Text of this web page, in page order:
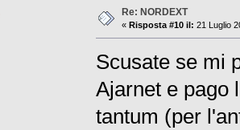
Re: NORDEXT
« Risposta #10 il: 21 Luglio
Scusate se mi
Ajarnet e pago
tantum (per